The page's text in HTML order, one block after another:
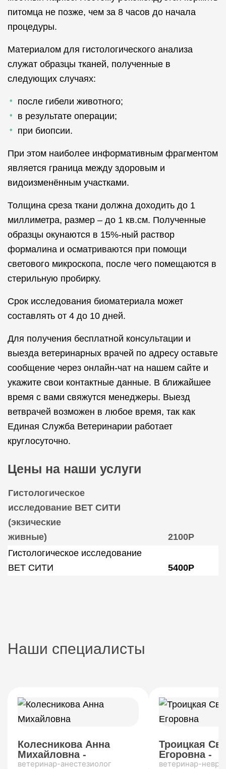
питомца не позже, чем за 8 часов до начала
процедуры.
Материалом для гистологического анализа
служат образцы тканей, полученные в
следующих случаях:
после гибели животного;
в результате операции;
при биопсии.
При этом наиболее информативным фрагментом
является граница между здоровым и
видоизменённым участками.
Толщина среза ткани должна доходить до 1
миллиметра, размер – до 1 кв.см. Полученные
образцы окунаются в 15%-ный раствор
формалина и осматриваются при помощи
светового микроскопа, после чего помещаются в
стерильную пробирку.
Срок исследования биоматериала может
составлять от 4 до 10 дней.
Для получения бесплатной консультации и
выезда ветеринарных врачей по адресу оставьте
сообщение через онлайн-чат на нашем сайте и
укажите свои контактные данные. В ближайшее
время с вами свяжутся менеджеры. Выезд
ветврачей возможен в любое время, так как
Единая Служба Ветеринарии работает
круглосуточно.
Цены на наши услуги
Гистологическое
исследование ВЕТ СИТИ
(экзические
живные)
2100Р
Гистологическое исследование
ВЕТ СИТИ
5400Р
Наши специалисты
Колесникова Анна
Михайловна -
ветеринар-анестезиолог
Троицкая
Егоровна -
ветеринар-